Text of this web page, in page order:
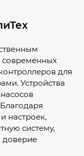
современных
для
Устройства
настроек,
систему,
доверие